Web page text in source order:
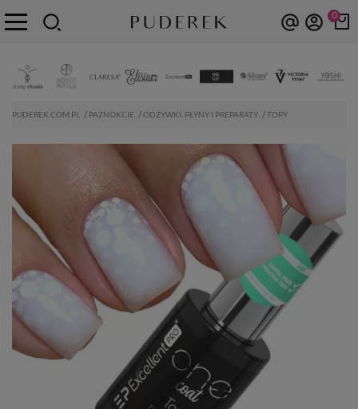
0
PUDEREK.COM.PL PAZNOKCIE ODŻYWKI, PŁYNY I PREPARATY TOPY